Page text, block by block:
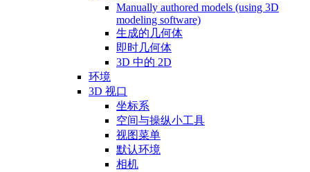
Manually authored models (using 3D
modeling software)
生成的几何体
即时几何体
3D 中的 2D
环境
3D 视口
坐标系
空间与操纵小工具
视图菜单
默认环境
相机